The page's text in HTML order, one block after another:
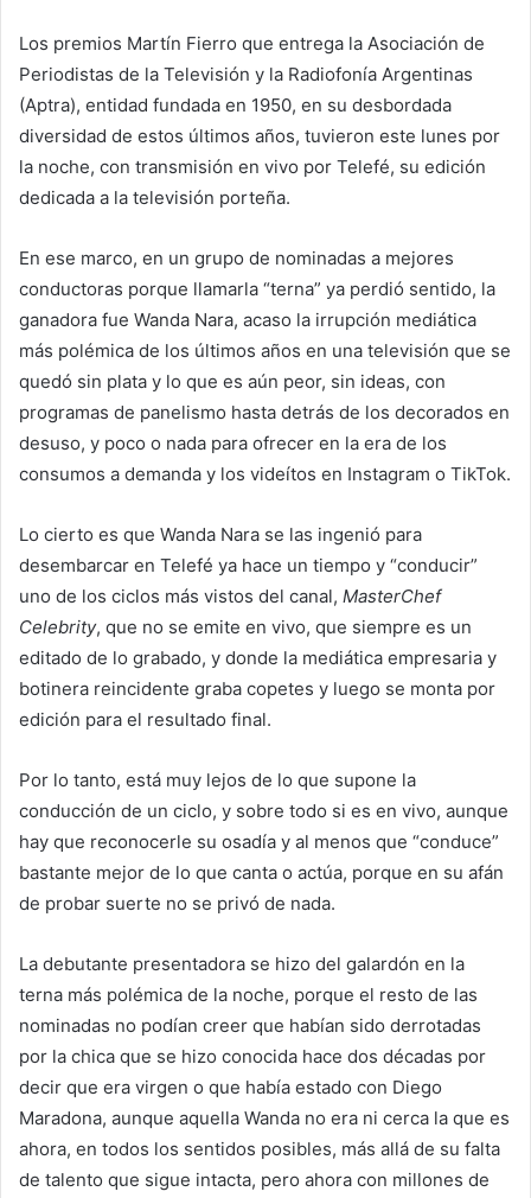
Los premios Martín Fierro que entrega la Asociación de
Periodistas de la Televisión y la Radiofonía Argentinas
(Aptra), entidad fundada en 1950, en su desbordada
diversidad de estos últimos años, tuvieron este lunes por
la noche, con transmisión en vivo por Telefé, su edición
dedicada a la televisión porteña.
En ese marco, en un grupo de nominadas a mejores
conductoras porque llamarla “terna” ya perdió sentido, la
ganadora fue Wanda Nara, acaso la irrupción mediática
más polémica de los últimos años en una televisión que se
quedó sin plata y lo que es aún peor, sin ideas, con
programas de panelismo hasta detrás de los decorados en
desuso, y poco o nada para ofrecer en la era de los
consumos a demanda y los videítos en Instagram o TikTok.
Lo cierto es que Wanda Nara se las ingenió para
desembarcar en Telefé ya hace un tiempo y “conducir”
uno de los ciclos más vistos del canal, MasterChef
Celebrity, que no se emite en vivo, que siempre es un
editado de lo grabado, y donde la mediática empresaria y
botinera reincidente graba copetes y luego se monta por
edición para el resultado final.
Por lo tanto, está muy lejos de lo que supone la
conducción de un ciclo, y sobre todo si es en vivo, aunque
hay que reconocerle su osadía y al menos que “conduce”
bastante mejor de lo que canta o actúa, porque en su afán
de probar suerte no se privó de nada.
La debutante presentadora se hizo del galardón en la
terna más polémica de la noche, porque el resto de las
nominadas no podían creer que habían sido derrotadas
por la chica que se hizo conocida hace dos décadas por
decir que era virgen o que había estado con Diego
Maradona, aunque aquella Wanda no era ni cerca la que es
ahora, en todos los sentidos posibles, más allá de su falta
de talento que sigue intacta, pero ahora con millones de